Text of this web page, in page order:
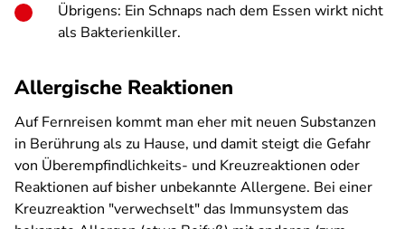
Übrigens: Ein Schnaps nach dem Essen wirkt nicht
als Bakterienkiller.
Allergische Reaktionen
Auf Fernreisen kommt man eher mit neuen Substanzen
in Berührung als zu Hause, und damit steigt die Gefahr
von Überempfindlichkeits- und Kreuzreaktionen oder
Reaktionen auf bisher unbekannte Allergene. Bei einer
Kreuzreaktion "verwechselt" das Immunsystem das